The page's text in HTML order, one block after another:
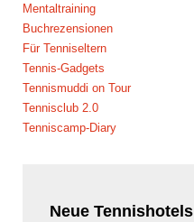
Mentaltraining
Buchrezensionen
Für Tenniseltern
Tennis-Gadgets
Tennismuddi on Tour
Tennisclub 2.0
Tenniscamp-Diary
Neue Tennishotels